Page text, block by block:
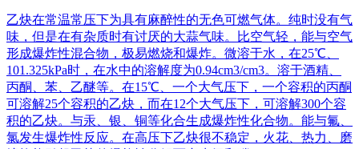
乙炔在常温常压下为具有麻醉性的无色可燃气体。纯时没有气
味，但是在有杂质时有讨厌的大蒜气味。比空气轻，能与空气
形成爆炸性混合物，极易燃烧和爆炸。微溶于水，在25℃、
101.325kPa时，在水中的溶解度为0.94cm3/cm3。溶于酒精、
丙酮、苯、乙醚等。在15℃、一个大气压下，一个容积的丙酮
可溶解25个容积的乙炔，而在12个大气压下，可溶解300个容
积的乙炔。与汞、银、铜等化合生成爆炸性化合物。能与氟、
氯发生爆炸性反应。在高压下乙炔很不稳定，火花、热力、磨